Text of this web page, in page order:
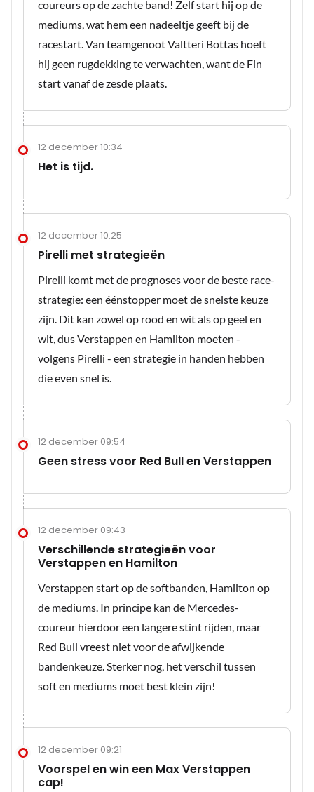
coureurs op de zachte band! Zelf start hij op de
mediums, wat hem een nadeeltje geeft bij de
racestart. Van teamgenoot Valtteri Bottas hoeft
hij geen rugdekking te verwachten, want de Fin
start vanaf de zesde plaats.
12 december 10:34
Het is tijd.
12 december 10:25
Pirelli met strategieën
Pirelli komt met de prognoses voor de beste race-
strategie: een éénstopper moet de snelste keuze
zijn. Dit kan zowel op rood en wit als op geel en
wit, dus Verstappen en Hamilton moeten -
volgens Pirelli - een strategie in handen hebben
die even snel is.
12 december 09:54
Geen stress voor Red Bull en Verstappen
12 december 09:43
Verschillende strategieën voor
Verstappen en Hamilton
Verstappen start op de softbanden, Hamilton op
de mediums. In principe kan de Mercedes-
coureur hierdoor een langere stint rijden, maar
Red Bull vreest niet voor de afwijkende
bandenkeuze. Sterker nog, het verschil tussen
soft en mediums moet best klein zijn!
12 december 09:21
Voorspel en win een Max Verstappen
cap!